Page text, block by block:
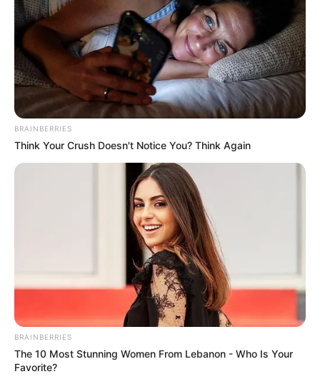
EMAIL ΑΚΟΛΟΥΘΉΣΤΕ
BRAINBERRIES
Think Your Crush Doesn't Notice You? Think Again
BRAINBERRIES
The 10 Most Stunning Women From Lebanon - Who Is Your
Favorite?